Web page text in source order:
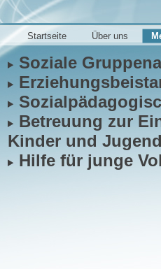
Startseite Über uns
Soziale
Betreuung zur
Kinder und
Hilfe für junge